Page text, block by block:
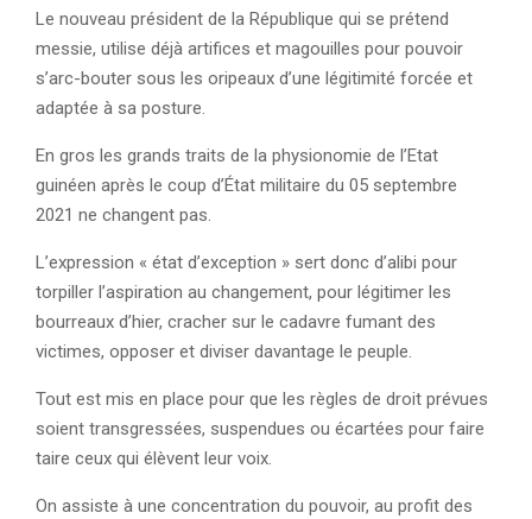
Le nouveau président de la République qui se prétend
messie, utilise déjà artifices et magouilles pour pouvoir
s’arc-bouter sous les oripeaux d’une légitimité forcée et
adaptée à sa posture.
En gros les grands traits de la physionomie de l’Etat
guinéen après le coup d’État militaire du 05 septembre
2021 ne changent pas.
L’expression « état d’exception » sert donc d’alibi pour
torpiller l’aspiration au changement, pour légitimer les
bourreaux d’hier, cracher sur le cadavre fumant des
victimes, opposer et diviser davantage le peuple.
Tout est mis en place pour que les règles de droit prévues
soient transgressées, suspendues ou écartées pour faire
taire ceux qui élèvent leur voix.
On assiste à une concentration du pouvoir, au profit des